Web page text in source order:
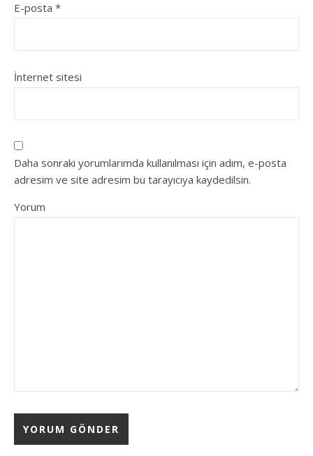
E-posta *
İnternet sitesi
Daha sonraki yorumlarımda kullanılması için adım, e-posta
adresim ve site adresim bu tarayıcıya kaydedilsin.
Yorum